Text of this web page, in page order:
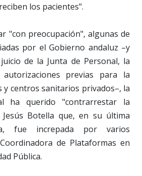
los pacientes".
"con preocupación", algunas de
por el Gobierno andaluz –y
de la Junta de Personal, la
previas para la
y centros sanitarios privados–, la
ha querido "contrarrestar la
Botella que, en su última
fue increpada por varios
de Plataformas en
Pública.